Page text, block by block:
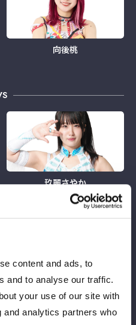
content and ads, to
and to analyse our traffic.
your use of our site with
analytics partners who
向後桃
玖麗さやか
稲葉あずさ（JTO）
LOSE